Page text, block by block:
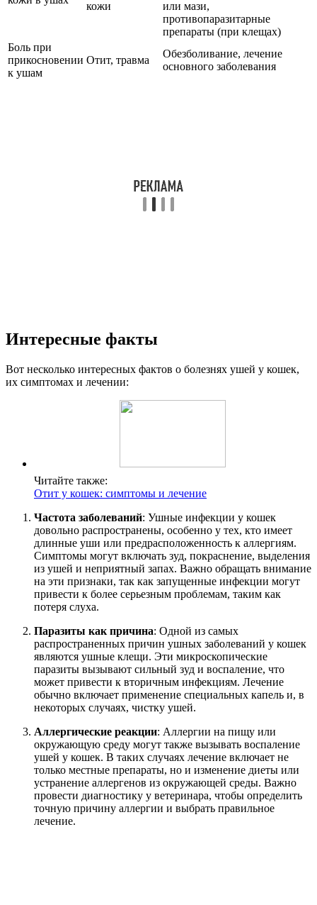
кожи
или мази,
противопаразитарные
препараты (при клещах)
Боль при
прикосновении
к ушам
Отит, травма
Обезболивание, лечение
основного заболевания
Интересные факты
Вот несколько интересных фактов о болезнях ушей у кошек,
их симптомах и лечении:
Читайте также:
Отит у кошек: симптомы и лечение
Частота заболеваний: Ушные инфекции у кошек
довольно распространены, особенно у тех, кто имеет
длинные уши или предрасположенность к аллергиям.
Симптомы могут включать зуд, покраснение, выделения
из ушей и неприятный запах. Важно обращать внимание
на эти признаки, так как запущенные инфекции могут
привести к более серьезным проблемам, таким как
потеря слуха.
Паразиты как причина: Одной из самых
распространенных причин ушных заболеваний у кошек
являются ушные клещи. Эти микроскопические
паразиты вызывают сильный зуд и воспаление, что
может привести к вторичным инфекциям. Лечение
обычно включает применение специальных капель и, в
некоторых случаях, чистку ушей.
Аллергические реакции: Аллергии на пищу или
окружающую среду могут также вызывать воспаление
ушей у кошек. В таких случаях лечение включает не
только местные препараты, но и изменение диеты или
устранение аллергенов из окружающей среды. Важно
провести диагностику у ветеринара, чтобы определить
точную причину аллергии и выбрать правильное
лечение.